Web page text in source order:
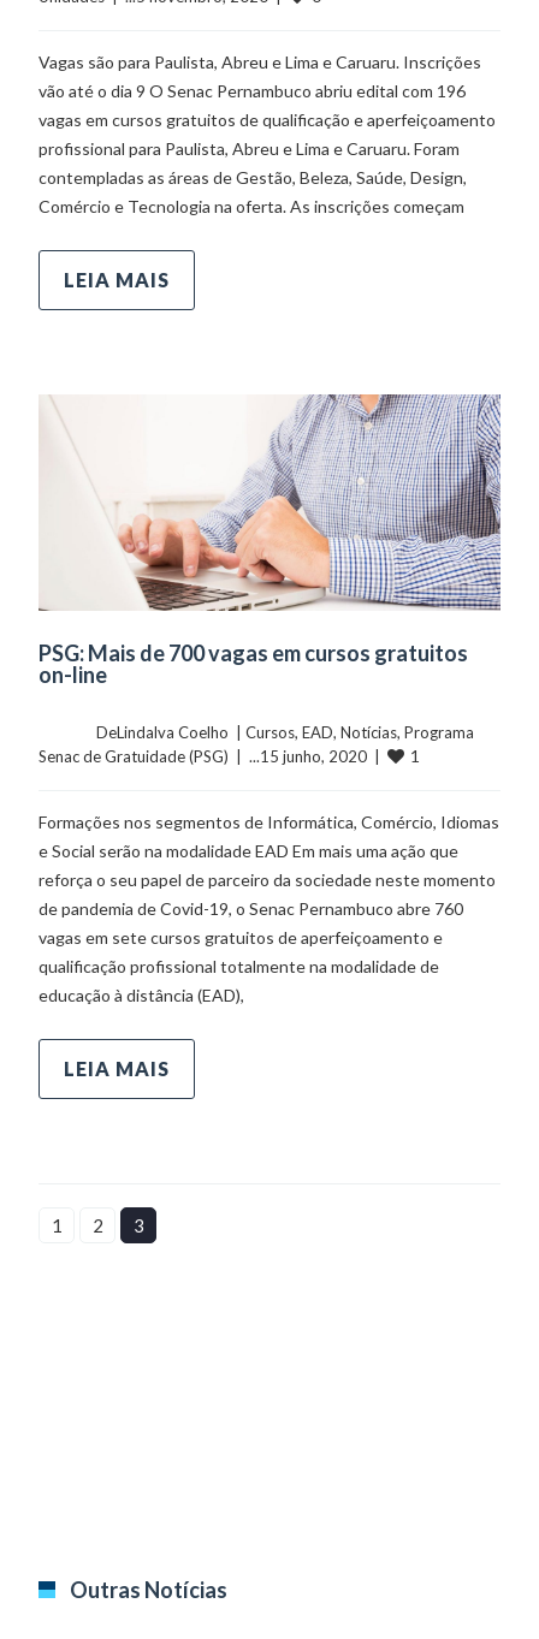
Vagas são para Paulista, Abreu e Lima e Caruaru. Inscrições
vão até o dia 9 O Senac Pernambuco abriu edital com 196
vagas em cursos gratuitos de qualificação e aperfeiçoamento
profissional para Paulista, Abreu e Lima e Caruaru. Foram
contempladas as áreas de Gestão, Beleza, Saúde, Design,
Comércio e Tecnologia na oferta. As inscrições começam
LEIA MAIS
PSG: Mais de 700 vagas em cursos gratuitos
on-line
	    	DeLindalva Coelho  |
Cursos, EAD, Notícias, Programa
Senac de Gratuidade (PSG)
  |  ...15 junho, 2020  |
1
Formações nos segmentos de Informática, Comércio, Idiomas
e Social serão na modalidade EAD Em mais uma ação que
reforça o seu papel de parceiro da sociedade neste momento
de pandemia de Covid-19, o Senac Pernambuco abre 760
vagas em sete cursos gratuitos de aperfeiçoamento e
qualificação profissional totalmente na modalidade de
educação à distância (EAD),
LEIA MAIS
1 2 3
Outras Notícias